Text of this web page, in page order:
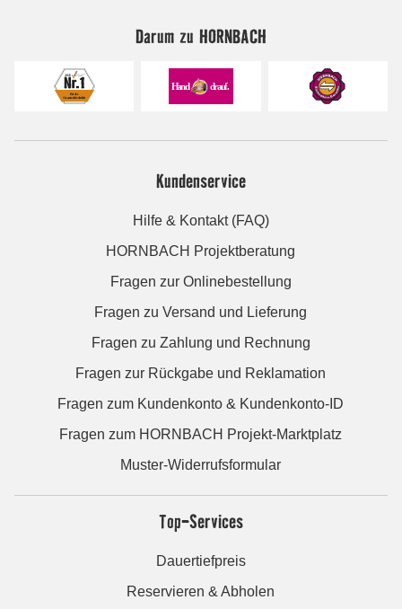
Darum zu HORNBACH
Kundenservice
Hilfe & Kontakt (FAQ)
HORNBACH Projektberatung
Fragen zur Onlinebestellung
Fragen zu Versand und Lieferung
Fragen zu Zahlung und Rechnung
Fragen zur Rückgabe und Reklamation
Fragen zum Kundenkonto & Kundenkonto-ID
Fragen zum HORNBACH Projekt-Marktplatz
Muster-Widerrufsformular
Top-Services
Dauertiefpreis
Reservieren & Abholen